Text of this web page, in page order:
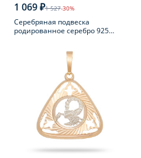
1 069 ₽1 527-30%
Серебряная подвеска
родированное серебро 925